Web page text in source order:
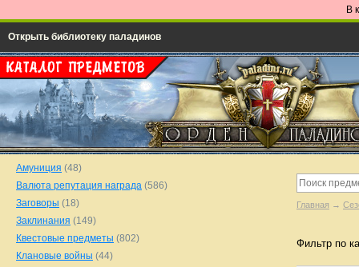
В
Открыть библиотеку паладинов
Главная →
Фильтр по
Амуниция (48)
Валюта репутация награда (586)
Заговоры (18)
Заклинания (149)
Квестовые предметы (802)
Клановые войны (44)